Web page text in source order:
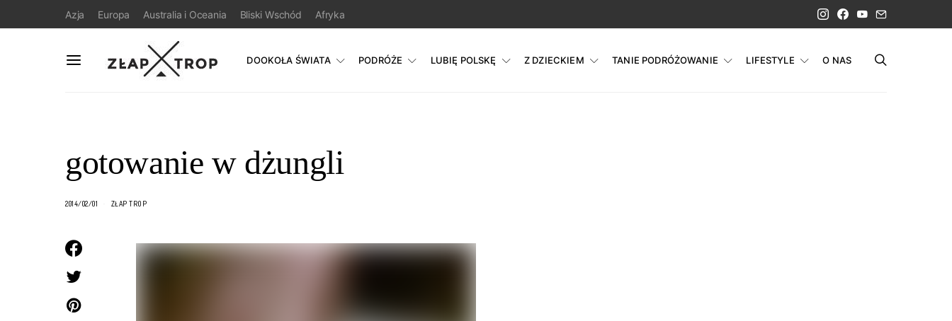
Azja Europa Australia i Oceania Bliski Wschód Afryka
DOOKOŁA ŚWIATA PODRÓŻE LUBIĘ POLSKĘ Z DZIECKIEM TANIE PODRÓŻOWANIE LIFESTYLE O NAS
gotowanie w dżungli
2014/02/01 ZŁAP TROP